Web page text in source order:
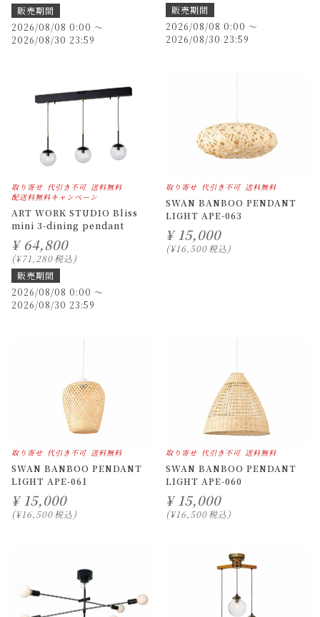
販売期間
2026/08/08 0:00 〜
2026/08/30 23:59
販売期間
2026/08/08 0:00 〜
2026/08/30 23:59
取り寄せ 代引き不可 送料無料
配送料無料キャンペーン
ART WORK STUDIO Bliss
mini 3-dining pendant
¥ 64,800
¥71,280税込
販売期間
2026/08/08 0:00 〜
2026/08/30 23:59
取り寄せ 代引き不可 送料無料
SWAN BANBOO PENDANT
LIGHT APE-063
¥ 15,000
¥16,500税込
取り寄せ 代引き不可 送料無料
SWAN BANBOO PENDANT
LIGHT APE-061
¥ 15,000
¥16,500税込
取り寄せ 代引き不可 送料無料
SWAN BANBOO PENDANT
LIGHT APE-060
¥ 15,000
¥16,500税込